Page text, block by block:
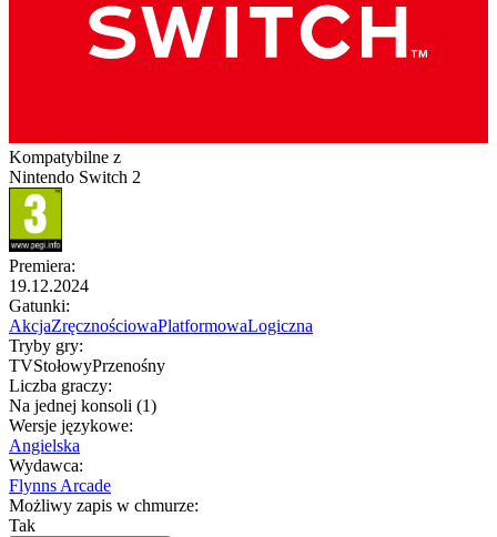
Kompatybilne z
Nintendo Switch 2
Premiera:
19.12.2024
Gatunki:
AkcjaZręcznościowaPlatformowaLogiczna
Tryby gry:
TVStołowyPrzenośny
Liczba graczy:
Na jednej konsoli (1)
Wersje językowe:
Angielska
Wydawca:
Flynns Arcade
Możliwy zapis w chmurze:
Tak